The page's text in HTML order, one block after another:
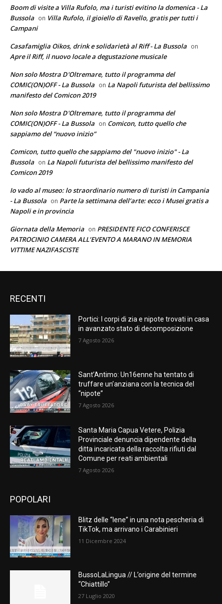
Boom di visite a Villa Rufolo, ma i turisti evitino la domenica - La
Bussola on Villa Rufolo, il gioiello di Ravello, gratis per tutti i
Campani
Casafamiglia Oikos, drink e solidarietà al Riff - La Bussola on
Apre il Riff, il nuovo locale a degustazione musicale
Non solo Mostra D'Oltremare, tutto il programma del
COMIC(ON)OFF - La Bussola on La Napoli futurista del bellissimo
manifesto del Comicon 2019
Non solo Mostra D'Oltremare, tutto il programma del
COMIC(ON)OFF - La Bussola on Comicon, tutto quello che
sappiamo del “nuovo inizio”
Comicon, tutto quello che sappiamo del "nuovo inizio" - La
Bussola on La Napoli futurista del bellissimo manifesto del
Comicon 2019
Io vado al museo: lo straordinario numero di turisti in Campania
- La Bussola on Parte la settimana dell’arte: ecco i Musei gratis a
Napoli e in provincia
Giornata della Memoria on PRESIDENTE FICO CONFERISCE
PATROCINIO CAMERA ALL’EVENTO A MARANO IN MEMORIA
VITTIME NAZIFASCISTE
RECENTI
Portici: I corpi di zia e nipote trovati in casa
in avanzato stato di decomposizione
7 Agosto 2026
Sant’Antimo: Un16enne ha tentato di
truffare un’anziana con la tecnica del
“nipote”
7 Agosto 2026
Santa Maria Capua Vetere, Polizia
Provinciale denuncia dipendente della
ditta incaricata della raccolta rifiuti dal
Comune per reati ambientali
7 Agosto 2026
POPOLARI
Blitz delle “Iene” in una nota pescheria di
TikTok, ma arrivano i Carabinieri
11 Dicembre 2024
BussoLaLingua // L’origine del termine
“Chiattillo”
27 Luglio 2020